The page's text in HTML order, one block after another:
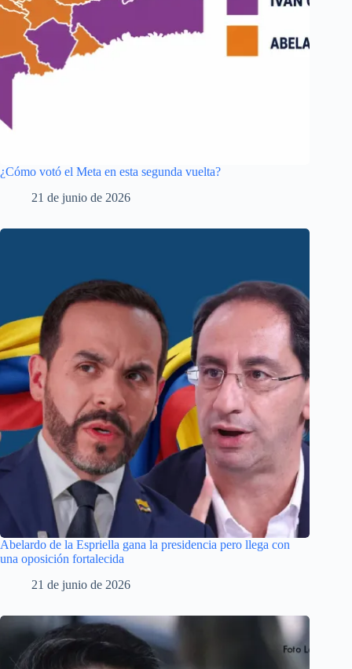
¿Cómo votó el Meta en esta segunda vuelta?
21 de junio de 2026
Abelardo de la Espriella gana la presidencia pero llega con
una oposición fortalecida
21 de junio de 2026